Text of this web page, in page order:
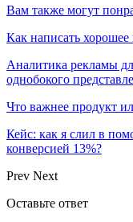
Вам также могут
Как написать
Аналитика рекламы
однобокого
Что важнее продукт
Кейс: как я слил в
конверсией 13%?
Prev Next
Оставьте ответ